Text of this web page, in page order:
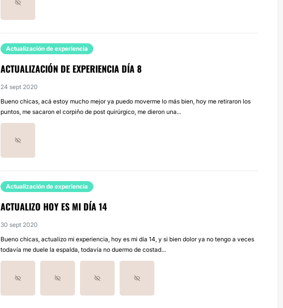
Actualización de experiencia
ACTUALIZACIÓN DE EXPERIENCIA DÍA 8
24 sept 2020
Bueno chicas, acá estoy mucho mejor ya puedo moverme lo más bien, hoy me retiraron los
puntos, me sacaron el corpiño de post quirúrgico, me dieron una...
Actualización de experiencia
ACTUALIZO HOY ES MI DÍA 14
30 sept 2020
Bueno chicas, actualizo mi experiencia, hoy es mi día 14, y si bien dolor ya no tengo a veces
todavía me duele la espalda, todavía no duermo de costad...